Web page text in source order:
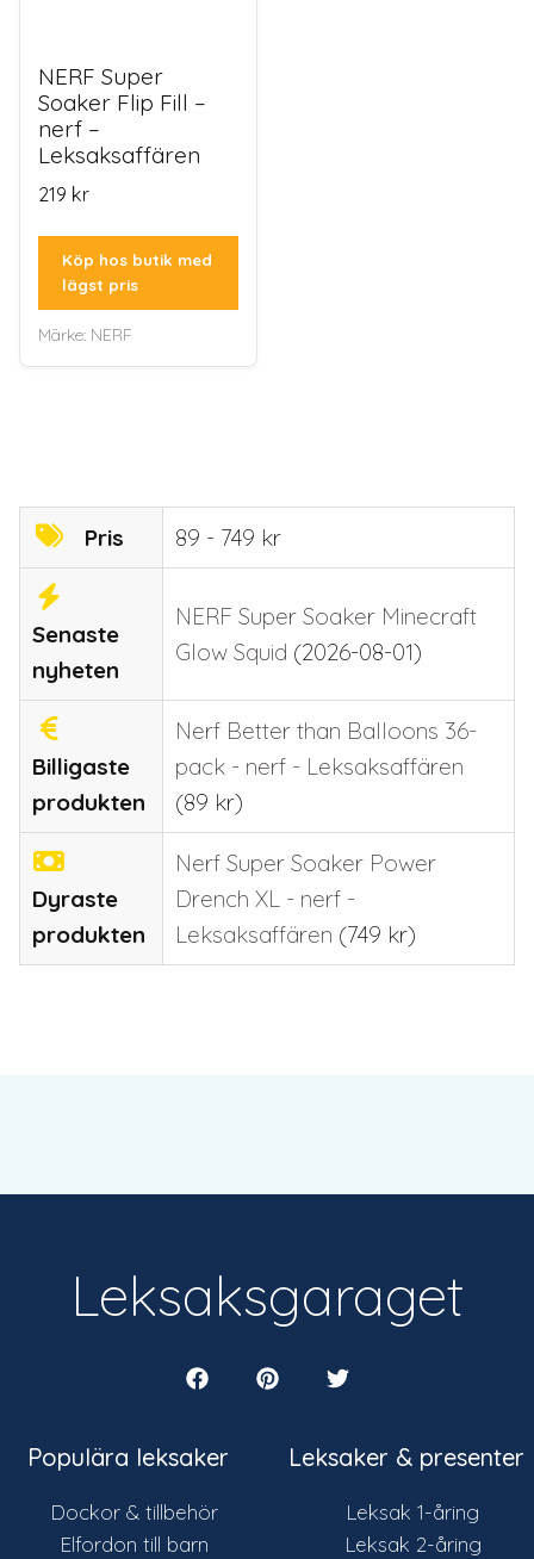
NERF Super
Soaker Flip Fill –
nerf –
Leksaksaffären
219 kr
Köp hos butik med
lägst pris
Märke: NERF
Pris 89 - 749 kr
Senaste
nyheten
NERF Super Soaker Minecraft
Glow Squid (2026-08-01)
Billigaste
produkten
Nerf Better than Balloons 36-
pack - nerf - Leksaksaffären
(89 kr)
Dyraste
produkten
Nerf Super Soaker Power
Drench XL - nerf -
Leksaksaffären (749 kr)
Populära leksaker
Dockor & tillbehör
Elfordon till barn
Leksaksgaraget
Leksaker & presenter
Leksak 1-åring
Leksak 2-åring